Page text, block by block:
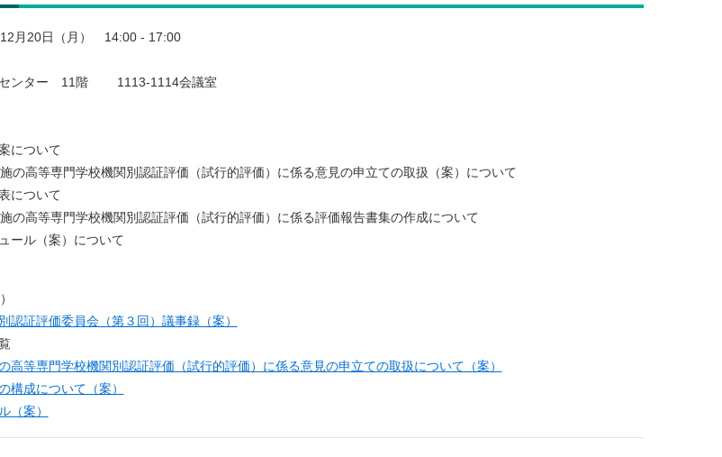
20日（月） 14:00 - 17:00
ター 11階 1113-1114会議室
について
の高等専門学校機関別認証評価（試行的評価）に係る意見の申立ての取扱（案）について
について
の高等専門学校機関別認証評価（試行的評価）に係る評価報告書集の作成について
ール（案）について
）
認証評価委員会（第３回）議事録（案）
高等専門学校機関別認証評価（試行的評価）に係る意見の申立ての取扱について（案）
構成について（案）
（案）